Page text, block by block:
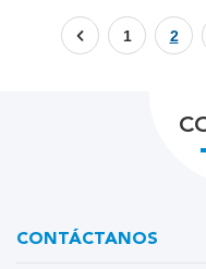
1 2
CONTÁCTANOS